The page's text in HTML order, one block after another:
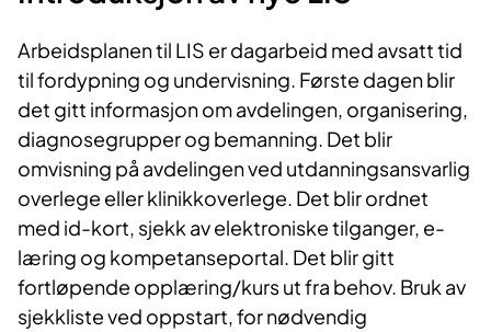
Arbeidsplanen til LIS er dagarbeid med avsatt tid
til fordypning og undervisning. Første dagen blir
det gitt informasjon om avdelingen, organisering,
diagnosegrupper og bemanning. Det blir
omvisning på avdelingen ved utdanningsansvarlig
overlege eller klinikkoverlege. Det blir ordnet
med id-kort, sjekk av elektroniske tilganger, e-
læring og kompetanseportal. Det blir gitt
fortløpende opplæring/kurs ut fra behov. Bruk av
sjekkliste ved oppstart, for nødvendig